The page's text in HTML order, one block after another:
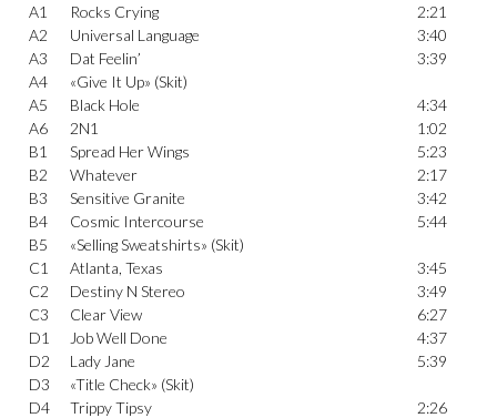
A1 Rocks Crying
2:21
A2
Universal Language
3:40
A3
Dat Feelin’
3:39
A4
«Give It Up» (Skit)
A5
Black Hole
4:34
A6
2N1
1:02
B1
Spread Her Wings
5:23
B2
Whatever
2:17
B3
Sensitive Granite
3:42
B4
Cosmic Intercourse
5:44
B5
«Selling Sweatshirts» (Skit)
C1
Atlanta, Texas
3:45
C2
Destiny N Stereo
3:49
C3
Clear View
6:27
D1
Job Well Done
4:37
D2
Lady Jane
5:39
D3
«Title Check» (Skit)
D4
Trippy Tipsy 2:26